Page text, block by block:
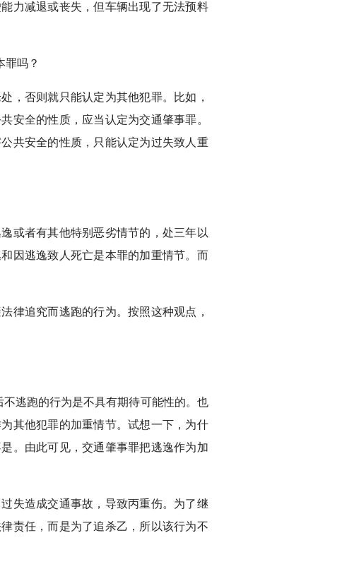
力减退或丧失，但车辆出现了无法预料
吗？
，否则就只能认定为其他犯罪。比如，
安全的性质，应当认定为交通肇事罪。
共安全的性质，只能认定为过失致人重
或者有其他特别恶劣情节的，处三年以
因逃逸致人死亡是本罪的加重情节。而
律追究而逃跑的行为。按照这种观点，
逃跑的行为是不具有期待可能性的。也
其他犯罪的加重情节。试想一下，为什
。由此可见，交通肇事罪把逃逸作为加
失造成交通事故，导致丙重伤。为了继
责任，而是为了追杀乙，所以该行为不